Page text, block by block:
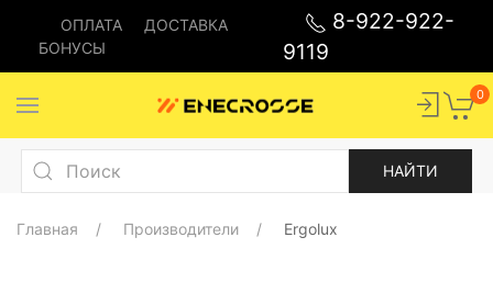
ОПЛАТА
ДОСТАВКА
БОНУСЫ
8-922-922-
9119
0
Главная Производители Ergolux